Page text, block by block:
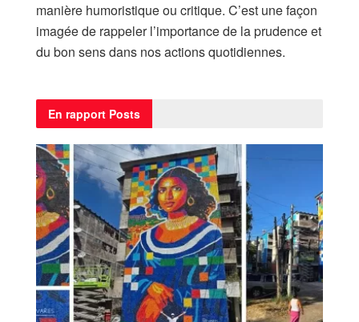
manière humoristique ou critique. C’est une façon
imagée de rappeler l’importance de la prudence et
du bon sens dans nos actions quotidiennes.
En rapport Posts